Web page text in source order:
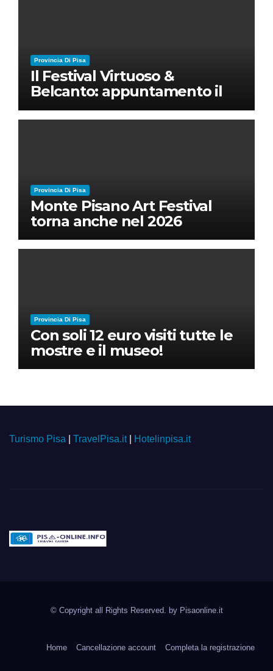
Provincia Di Pisa
Il Festival Virtuoso &
Belcanto: appuntamento il
28 luglio a Palazzo Blu con
Ruben Micieli
Provincia Di Pisa
Monte Pisano Art Festival
torna anche nel 2026
Provincia Di Pisa
Con soli 12 euro visiti tutte le
mostre e il museo!
Turismo Pisa TravelPisa.it| Hotelinpisa.it
© Copyright all Rights Reserved. by Pisaonline.it
Home Cancellazione account Completa la registrazione